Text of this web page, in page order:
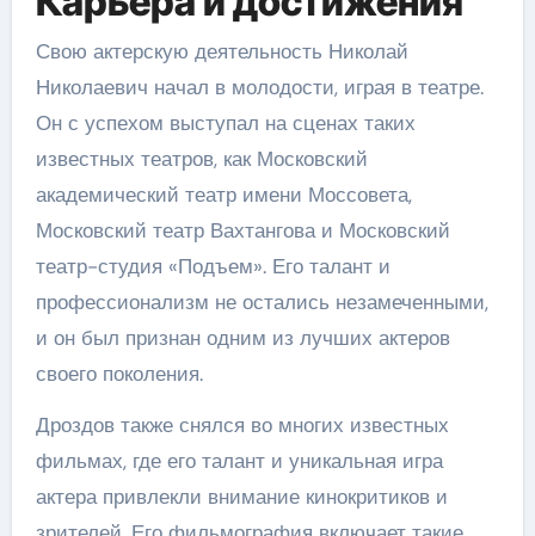
Свою актерскую деятельность Николай
Николаевич начал в молодости, играя в театре.
Он с успехом выступал на сценах таких
известных театров, как Московский
академический театр имени Моссовета,
Московский театр Вахтангова и Московский
театр-студия «Подъем». Его талант и
профессионализм не остались незамеченными,
и он был признан одним из лучших актеров
своего поколения.
Дроздов также снялся во многих известных
фильмах, где его талант и уникальная игра
актера привлекли внимание кинокритиков и